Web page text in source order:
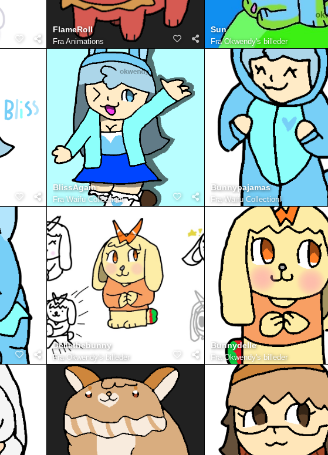
FlameRoll
FraAnimations
Sun
FraOkwendy's billeder
BlissAgain
FraWaifu Collection!
Bunnypajamas
Fra Waifu Collection!
Dellethebunny
Fra Okwendy's billeder
Bunnydelle
Fra Okwendy's billeder